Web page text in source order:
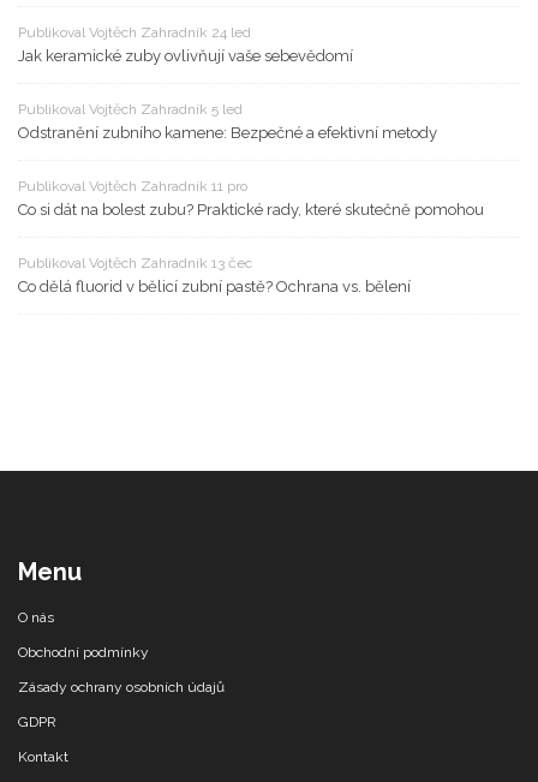
Publikoval Vojtěch Zahradník 24 led
Jak keramické zuby ovlivňují vaše sebevědomí
Publikoval Vojtěch Zahradník 5 led
Odstranění zubního kamene: Bezpečné a efektivní metody
Publikoval Vojtěch Zahradník 11 pro
Co si dát na bolest zubu? Praktické rady, které skutečně pomohou
Publikoval Vojtěch Zahradník 13 čec
Co dělá fluorid v bělicí zubní pastě? Ochrana vs. bělení
Menu
O nás
Obchodní podmínky
Zásady ochrany osobních údajů
GDPR
Kontakt